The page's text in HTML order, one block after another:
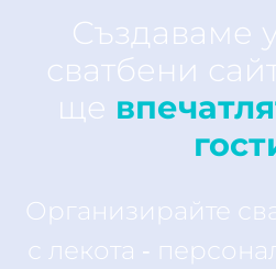
Създаваме
сватбени
ще
Организирайте
с лекота -